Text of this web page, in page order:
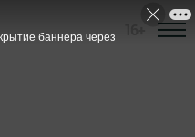
баннера через